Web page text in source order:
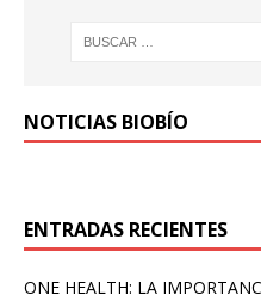
NOTICIAS BIOBÍO
ENTRADAS RECIENTES
ONE HEALTH: LA